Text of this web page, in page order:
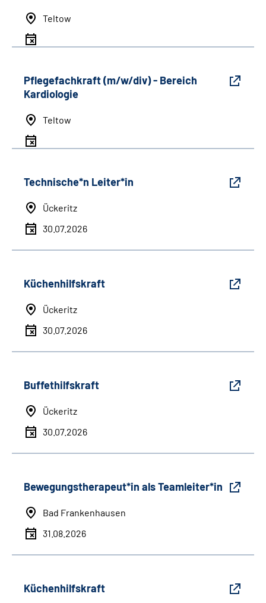
Teltow
Pflegefachkraft (m/w/div) - Bereich
Kardiologie
Teltow
Technische*n Leiter*in
Ückeritz
30.07.2026
Küchenhilfskraft
Ückeritz
30.07.2026
Buffethilfskraft
Ückeritz
30.07.2026
Bewegungstherapeut*in als Teamleiter*in
Bad Frankenhausen
31.08.2026
Küchenhilfskraft